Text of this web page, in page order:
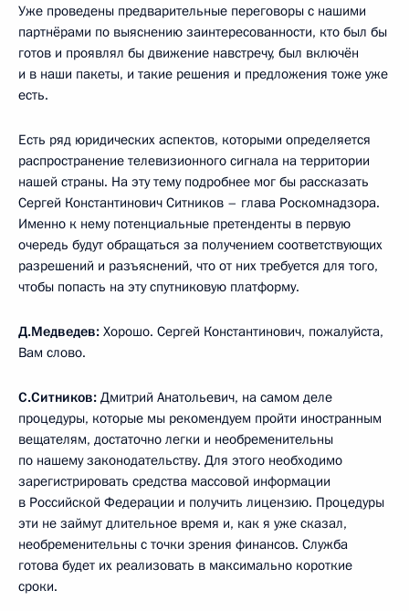
Уже проведены предварительные переговоры с нашими
партнёрами по выяснению заинтересованности, кто был бы
готов и проявлял бы движение навстречу, был включён
и в наши пакеты, и такие решения и предложения тоже уже
есть.
Есть ряд юридических аспектов, которыми определяется
распространение телевизионного сигнала на территории
нашей страны. На эту тему подробнее мог бы рассказать
Сергей Константинович Ситников – глава Роскомнадзора.
Именно к нему потенциальные претенденты в первую
очередь будут обращаться за получением соответствующих
разрешений и разъяснений, что от них требуется для того,
чтобы попасть на эту спутниковую платформу.
Д.Медведев: Хорошо. Сергей Константинович, пожалуйста,
Вам слово.
С.Ситников: Дмитрий Анатольевич, на самом деле
процедуры, которые мы рекомендуем пройти иностранным
вещателям, достаточно легки и необременительны
по нашему законодательству. Для этого необходимо
зарегистрировать средства массовой информации
в Российской Федерации и получить лицензию. Процедуры
эти не займут длительное время и, как я уже сказал,
необременительны с точки зрения финансов. Служба
готова будет их реализовать в максимально короткие
сроки.